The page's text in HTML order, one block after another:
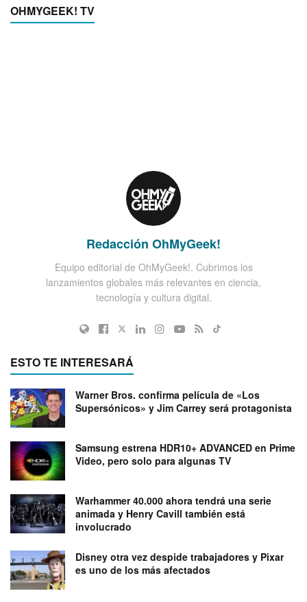
OHMYGEEK! TV
Redacción OhMyGeek!
Equipo editorial de OhMyGeek!. Cubrimos los
lanzamientos globales más relevantes en ciencia,
tecnología y cultura digital.
ESTO TE INTERESARÁ
Warner Bros. confirma película de «Los
Supersónicos» y Jim Carrey será protagonista
Samsung estrena HDR10+ ADVANCED en Prime
Video, pero solo para algunas TV
Warhammer 40.000 ahora tendrá una serie
animada y Henry Cavill también está
involucrado
Disney otra vez despide trabajadores y Pixar
es uno de los más afectados